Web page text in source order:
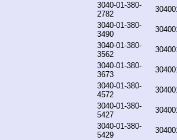
3040-01-380-
2782
3040-01-380-
3490
3040-01-380-
3562
3040-01-380-
3673
3040-01-380-
4572
3040-01-380-
5427
3040-01-380-
5429